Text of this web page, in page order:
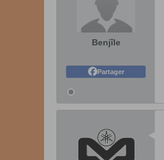
Benjîle
Partager